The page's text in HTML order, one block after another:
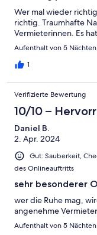
Wer mal wieder
richtig. Traumhafte
Vermieterinnen. Es
Aufenthalt von 5
1
Verifizierte Bewertung
10/10 –
Daniel B.
2. Apr. 2024
Gut: Sauberkeit,
des Onlineauftritts
sehr besonderer
wer die Ruhe mag,
angenehme
Aufenthalt von 5